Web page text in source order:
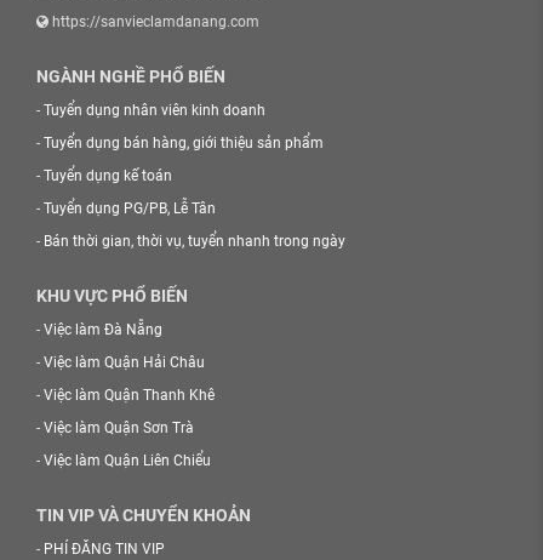
https://sanvieclamdanang.com
NGÀNH NGHỀ PHỔ BIẾN
- Tuyển dụng nhân viên kinh doanh
- Tuyển dụng bán hàng, giới thiệu sản phẩm
- Tuyển dụng kế toán
- Tuyển dụng PG/PB, Lễ Tân
- Bán thời gian, thời vụ, tuyển nhanh trong ngày
KHU VỰC PHỔ BIẾN
- Việc làm Đà Nẵng
- Việc làm Quận Hải Châu
- Việc làm Quận Thanh Khê
- Việc làm Quận Sơn Trà
- Việc làm Quận Liên Chiểu
TIN VIP VÀ CHUYỂN KHOẢN
- PHÍ ĐĂNG TIN VIP